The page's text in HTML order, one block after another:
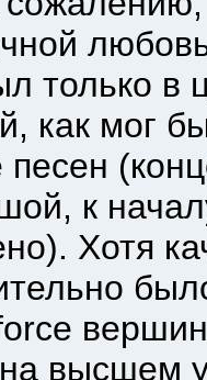
только в
как мог
к
Хотя
высшем